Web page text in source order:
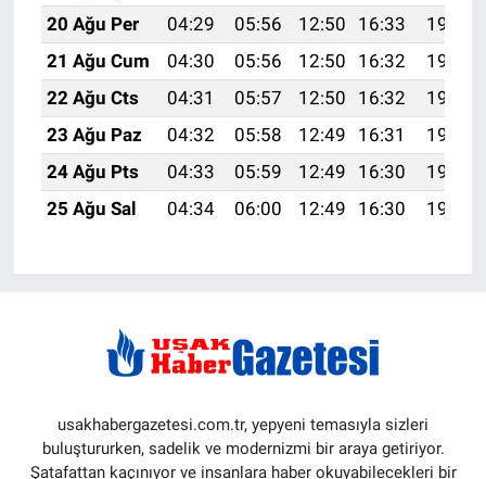
20 Ağu Per
04:29 05:56 12:50 16:33
19:35
21 Ağu Cum
04:30 05:56 12:50 16:32
19:33
22 Ağu Cts
04:31 05:57 12:50 16:32
19:32
23 Ağu Paz
04:32 05:58 12:49 16:31
19:31
24 Ağu Pts
04:33 05:59 12:49 16:30
19:29
25 Ağu Sal
04:34 06:00 12:49 16:30 19:28
usakhabergazetesi.com.tr, yepyeni temasıyla sizleri
buluştururken, sadelik ve modernizmi bir araya getiriyor.
Şatafattan kaçınıyor ve insanlara haber okuyabilecekleri bir